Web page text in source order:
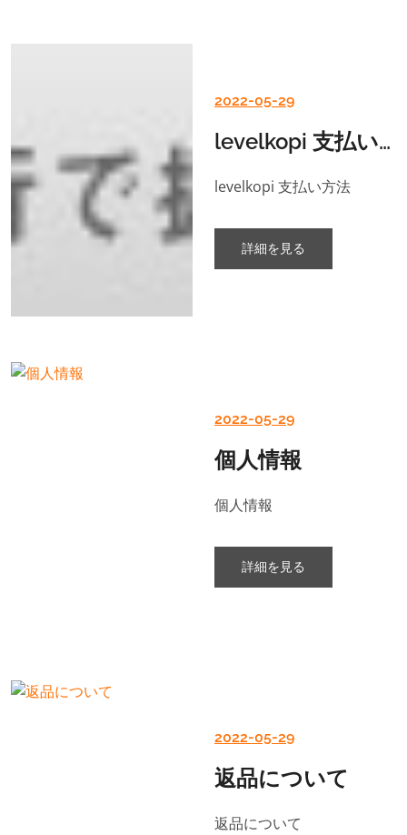
2022-05-29
levelkopi 支払い方法
levelkopi 支払い方法
詳細を見る
2022-05-29
個人情報
個人情報
詳細を見る
2022-05-29
返品について
返品について